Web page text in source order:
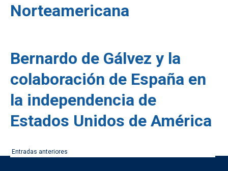
Norteamericana
Bernardo de Gálvez y la
colaboración de España en
la independencia de
Estados Unidos de América
Navegación
Entradas anteriores